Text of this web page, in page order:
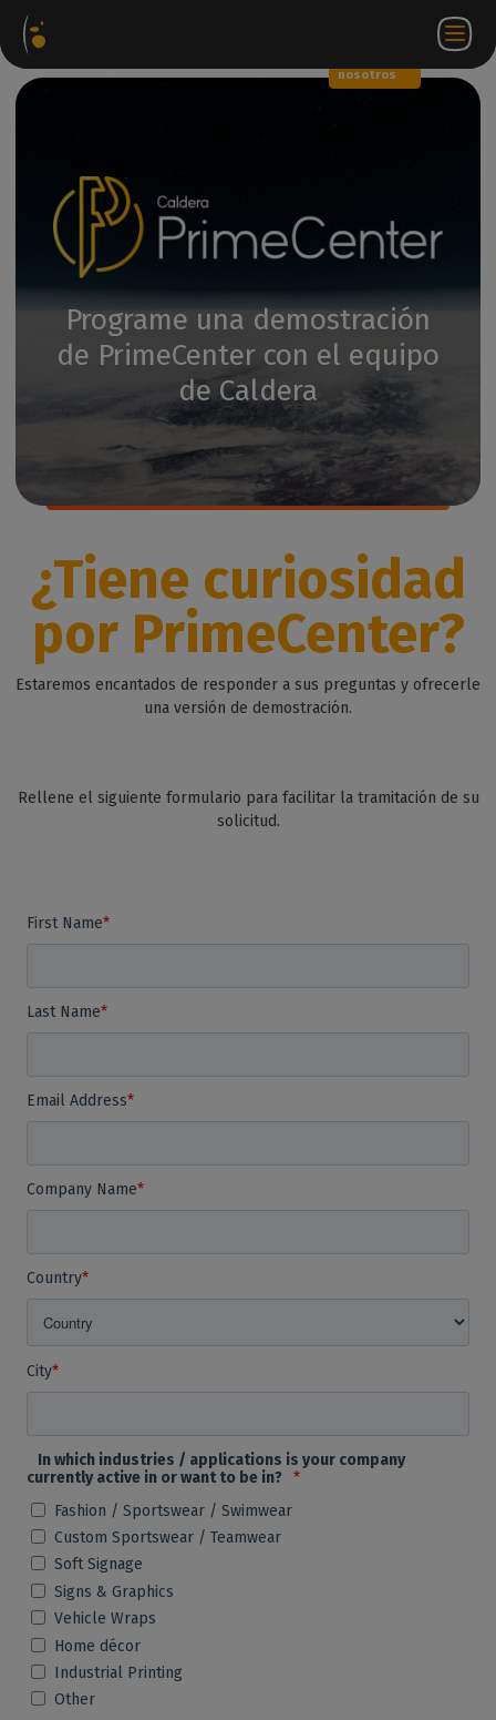
Paquetes
de
software
nosotros
ES
Programe una demostración
de PrimeCenter con el equipo
de Caldera
¿Tiene curiosidad
por PrimeCenter?
Estaremos encantados de responder a sus preguntas y ofrecerle
una versión de demostración.
Rellene el siguiente formulario para facilitar la tramitación de su
solicitud.
First Name*
Last Name*
Email Address*
Company Name*
Country*
City*
In which industries / applications is your company
currently active in or want to be in? *
Fashion / Sportswear / Swimwear
Custom Sportswear / Teamwear
Soft Signage
Signs & Graphics
Vehicle Wraps
Home décor
Industrial Printing
Other